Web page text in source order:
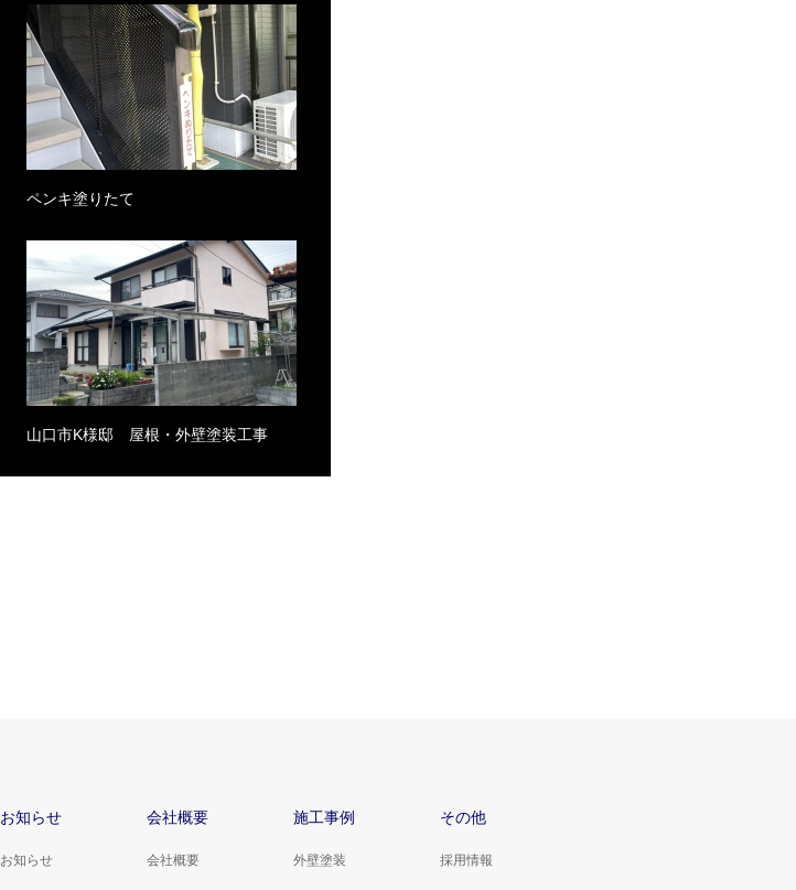
ペンキ塗りたて
山口市K様邸 屋根・外壁塗装工事
お知らせ
お知らせ
会社概要
会社概要
施工事例
外壁塗装
その他
採用情報